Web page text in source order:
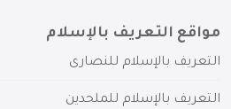
مواقع التعريف بالإسلام
التعريف بالإسلام للنصارى
التعريف بالإسلام للملحدين